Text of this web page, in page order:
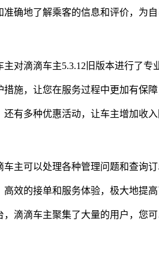
确地了解乘客的信息和评价，为自
对滴滴车主5.3.12旧版本进行了
施，让您在服务过程中更加有保
有多种优惠活动，让车主增加收
主可以处理各种管理问题和查询
效的接单和服务体验，极大地提
滴滴车主聚集了大量的用户，您